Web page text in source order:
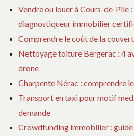
Vendre ou louer à Cours-de-Pile
diagnostiqueur immobilier
Comprendre le coût de la
Nettoyage toiture Bergerac : 4
drone
Charpente Nérac : comprendre
Transport en taxi pour motif
demande
Crowdfunding immobilier :